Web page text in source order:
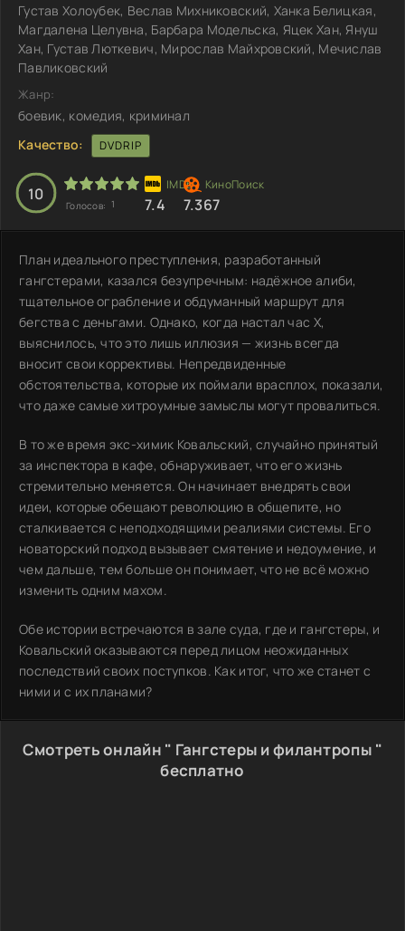
Густав Холоубек, Веслав Михниковский, Ханка Белицкая,
Магдалена Целувна, Барбара Модельска, Яцек Хан, Януш
Хан, Густав Люткевич, Мирослав Майхровский, Мечислав
Павликовский
Жанр:
боевик, комедия, криминал
Качество:
DVDRIP
10
Голосов: 1 7.4 7.367
План идеального преступления, разработанный
гангстерами, казался безупречным: надёжное алиби,
тщательное ограбление и обдуманный маршрут для
бегства с деньгами. Однако, когда настал час Х,
выяснилось, что это лишь иллюзия — жизнь всегда
вносит свои коррективы. Непредвиденные
обстоятельства, которые их поймали врасплох, показали,
что даже самые хитроумные замыслы могут провалиться.
В то же время экс-химик Ковальский, случайно принятый
за инспектора в кафе, обнаруживает, что его жизнь
стремительно меняется. Он начинает внедрять свои
идеи, которые обещают революцию в общепите, но
сталкивается с неподходящими реалиями системы. Его
новаторский подход вызывает смятение и недоумение, и
чем дальше, тем больше он понимает, что не всё можно
изменить одним махом.
Обе истории встречаются в зале суда, где и гангстеры, и
Ковальский оказываются перед лицом неожиданных
последствий своих поступков. Как итог, что же станет с
ними и с их планами?
Смотреть онлайн " Гангстеры и филантропы "
бесплатно